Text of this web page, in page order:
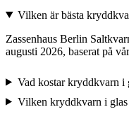
Vilken är bästa
Zassenhaus Berlin
augusti 2026, baserat på
Vad kostar kryddkvarn i
Vilken kryddkvarn i